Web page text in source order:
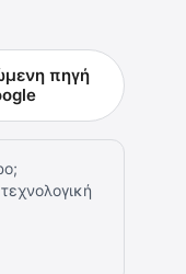
πηγή